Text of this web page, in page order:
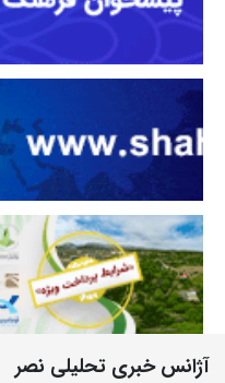
آژانس خبری تحلیلی نصر